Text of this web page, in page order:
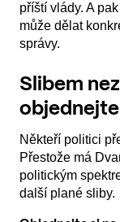
příští vlády. A
může dělat
správy.
Slibem
Někteří politici
Přestože má
politickým
další plané sliby.